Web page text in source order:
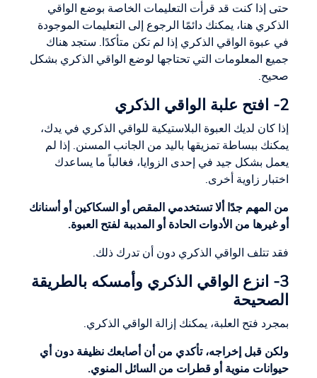
حتى إذا كنت قد قرأت التعليمات الخاصة بوضع الواقي
الذكري هنا، يمكنك دائمًا الرجوع إلى التعليمات الموجودة
في عبوة الواقي الذكري إذا لم تكن متأكدًا. ستجد هناك
جميع المعلومات التي تحتاجها لوضع الواقي الذكري بشكل
صحيح.
2- افتح علبة الواقي الذكري
إذا كان لديك العبوة البلاستيكية للواقي الذكري في يدك،
يمكنك ببساطة تمزيقها باليد من الجانب المسنن. إذا لم
يعمل بشكل جيد في إحدى الزوايا، فغالباً ما يساعدك
اختبار زاوية أخرى.
من المهم جدًا ألا تستخدمي المقص أو السكاكين أو أسنانك
أو غيرها من الأدوات الحادة أو المدببة لفتح العبوة.
فقد تتلف الواقي الذكري دون أن تدرك ذلك.
3- انزع الواقي الذكري وأمسكه بالطريقة
الصحيحة
بمجرد فتح العلبة، يمكنك إزالة الواقي الذكري.
ولكن قبل إخراجه، تأكدي من أن أصابعك نظيفة دون أي
حيوانات منوية أو قطرات من السائل المنوي.